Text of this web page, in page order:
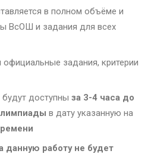
в полном объёме и
ВсОШ и задания для всех
задания, критерии
доступны за 3-4 часа до
в дату указанную на
данную работу не будет